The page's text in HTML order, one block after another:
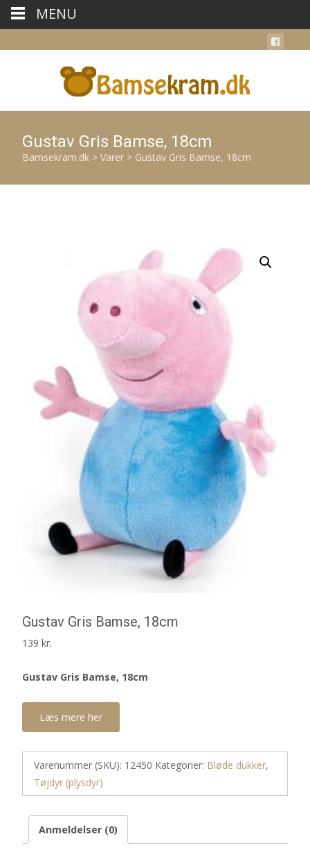
Gustav Gris Bamse, 18cm
Bamsekram.dk > Varer > Gustav Gris Bamse, 18cm
Gustav Gris Bamse, 18cm
139 kr.
Gustav Gris Bamse, 18cm
Læs mere her
Varenummer (SKU): 12450 Kategorier: Bløde dukker,
Tøjdyr (plysdyr)
Anmeldelser (0)
MENU